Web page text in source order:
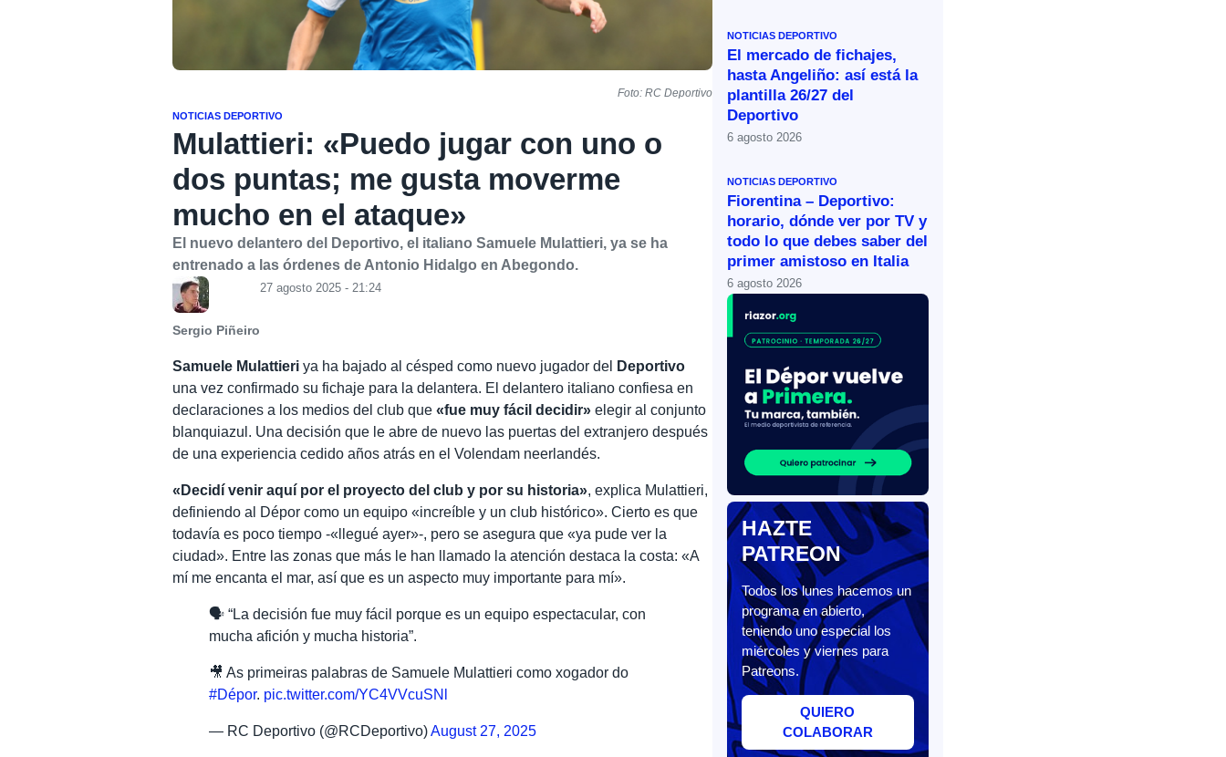
Foto: RC Deportivo
NOTICIAS DEPORTIVO
Mulattieri: «Puedo jugar con uno o
dos puntas; me gusta moverme
mucho en el ataque»
El nuevo delantero del Deportivo, el italiano Samuele Mulattieri, ya se ha
entrenado a las órdenes de Antonio Hidalgo en Abegondo.
Sergio Piñeiro
27 agosto 2025 - 21:24
Samuele Mulattieri ya ha bajado al césped como nuevo jugador del
Deportivo
una vez confirmado su fichaje para la delantera. El delantero italiano confiesa en
declaraciones a los medios del club que«fue muy fácil decidir»elegir al conjunto
blanquiazul. Una decisión que le abre de nuevo las puertas del extranjero después
de una experiencia cedido años atrás en el Volendam neerlandés.
«Decidí venir aquí por el proyecto del club y por su historia», explica Mulattieri,
definiendo al Dépor como un equipo «increíble y un club histórico». Cierto es que
todavía es poco tiempo -«llegué ayer»-, pero se asegura que «ya pude ver la
ciudad». Entre las zonas que más le han llamado la atención destaca la costa: «A
mí me encanta el mar, así que es un aspecto muy importante para mí».
🗣️ “La decisión fue muy fácil porque es un equipo espectacular, con
mucha afición y mucha historia”.
🎥 As primeiras palabras de Samuele Mulattieri como xogador do
#Dépor. pic.twitter.com/YC4VVcuSNl
— RC Deportivo (@RCDeportivo)August 27, 2025
NOTICIAS DEPORTIVO
El mercado de fichajes,
hasta Angeliño: así está la
plantilla 26/27 del
Deportivo
6 agosto 2026
NOTICIAS DEPORTIVO
Fiorentina – Deportivo:
horario, dónde ver por TV y
todo lo que debes saber del
primer amistoso en Italia
6 agosto 2026
HAZTE
PATREON
Todos los lunes hacemos un
programa en abierto,
teniendo uno especial los
miércoles y viernes para
Patreons.
QUIERO
COLABORAR